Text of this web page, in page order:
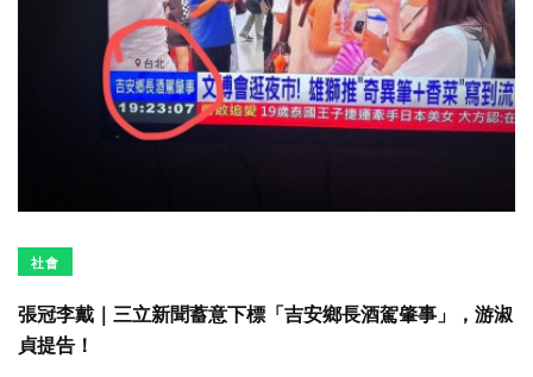
社會
張冠李戴｜三立新聞蓄意下標「吉安鄉長酒駕肇事」，游淑
貞提告！